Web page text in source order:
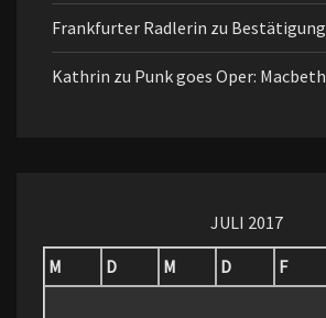
Frankfurter Radlerin zu Bestätigung
Kathrin zu Punk goes Oper: Macbeth
JULI 2017
M
D M D F